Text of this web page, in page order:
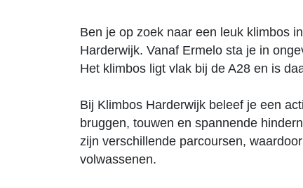
Ben je op zoek naar een leuk klimbos
Harderwijk. Vanaf Ermelo sta je in
Het klimbos ligt vlak bij de A28 en is
Bij Klimbos Harderwijk beleef je een
bruggen, touwen en spannende
zijn verschillende parcoursen,
volwassenen.